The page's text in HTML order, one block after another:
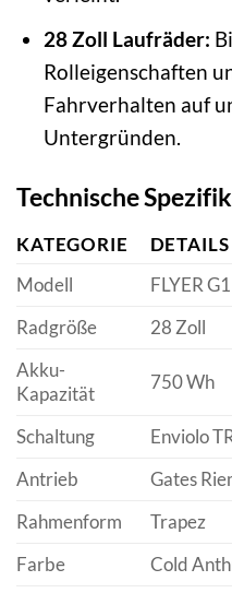
28 Zoll Laufräder:
Rolleigenschaften
Fahrverhalten auf
Untergründen.
Technische
KATEGORIE
DETAILS
Modell
FLYER
Radgröße
28 Zoll
Akku-
Kapazität
750 Wh
Schaltung
Enviolo
Antrieb
Gates
Rahmenform
Trapez
Farbe
Cold